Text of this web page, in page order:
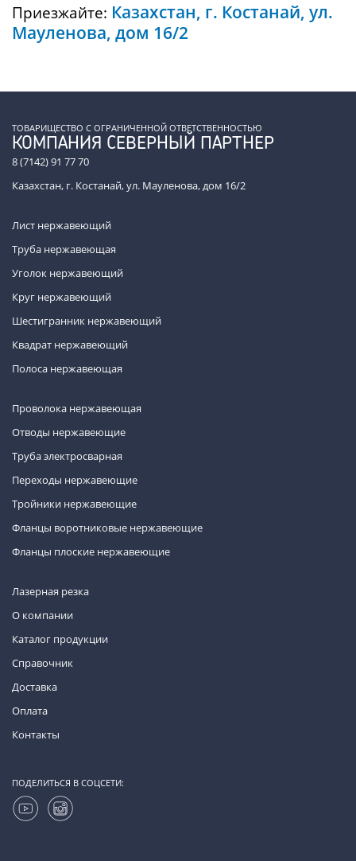
Приезжайте: Казахстан, г. Костанай, ул.
Мауленова, дом 16/2
ТОВАРИЩЕСТВО С ОГРАНИЧЕННОЙ ОТВЕТСТВЕННОСТЬЮ
КОМПАНИЯ СЕВЕРНЫЙ ПАРТНЕР
8 (7142) 91 77 70
Казахстан, г. Костанай, ул. Мауленова, дом 16/2
Лист нержавеющий
Труба нержавеющая
Уголок нержавеющий
Круг нержавеющий
Шестигранник нержавеющий
Квадрат нержавеющий
Полоса нержавеющая
Проволока нержавеющая
Отводы нержавеющие
Труба электросварная
Переходы нержавеющие
Тройники нержавеющие
Фланцы воротниковые нержавеющие
Фланцы плоские нержавеющие
Лазерная резка
О компании
Каталог продукции
Справочник
Доставка
Оплата
Контакты
ПОДЕЛИТЬСЯ В СОЦСЕТИ: